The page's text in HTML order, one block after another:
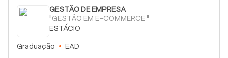
GESTÃO DE EMPRESA
"GESTÃO EM E-COMMERCE "
ESTÁCIO
Graduação EAD